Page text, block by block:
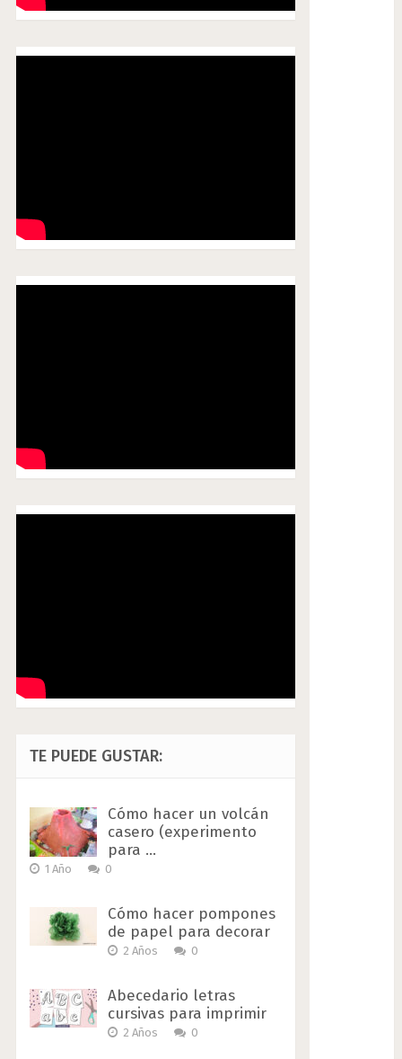
TE PUEDE GUSTAR:
Cómo hacer un volcán
casero (experimento
para …
1 Año 0
Cómo hacer pompones
de papel para decorar
2 Años 0
Abecedario letras
cursivas para imprimir
2 Años 0